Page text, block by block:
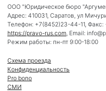
ООО "Юридическое бюро
Адрес: 410031, Саратов, ул
Телефон: +7(8452)23-44-11, Факс:
https://pravo-rus.com, Email:
Режим работы: пн-пт 9:00-18:00
Схема проезда
Конфиденциальность
Pro bono
СМИ